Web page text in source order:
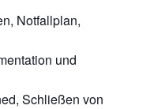
Notfallplan,
und
Schließen von